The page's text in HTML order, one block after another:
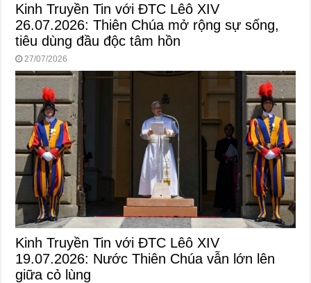
Kinh Truyền Tin với ĐTC Lêô XIV
26.07.2026: Thiên Chúa mở rộng sự sống,
tiêu dùng đầu độc tâm hồn
27/07/2026
Kinh Truyền Tin với ĐTC Lêô XIV
19.07.2026: Nước Thiên Chúa vẫn lớn lên
giữa cỏ lùng